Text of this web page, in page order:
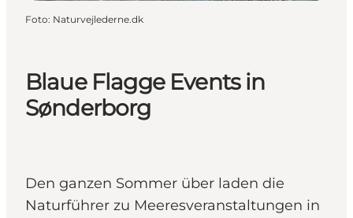
Blaue Flagge Events in
Sønderborg
Den ganzen Sommer über laden die
Naturführer zu Meeresveranstaltungen in
Foto: Naturvejlederne.dk